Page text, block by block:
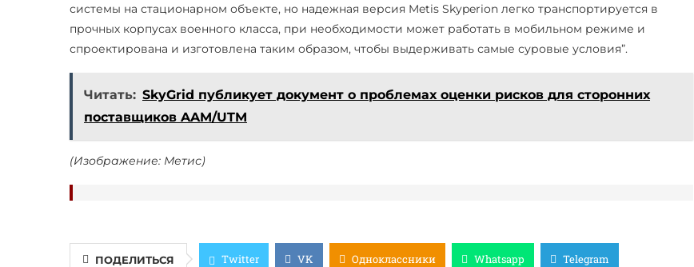
системы на стационарном объекте, но надежная версия Metis Skyperion легко транспортируется в
прочных корпусах военного класса, при необходимости может работать в мобильном режиме и
спроектирована и изготовлена таким образом, чтобы выдерживать самые суровые условия”.
Читать: SkyGrid публикует документ о проблемах оценки рисков для сторонних
поставщиков AAM/UTM
(Изображение: Метис)
ПОДЕЛИТЬСЯ Twitter VK Одноклассники Whatsapp Telegram